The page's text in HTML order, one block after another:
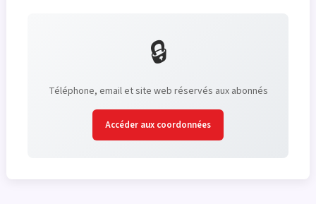
🔒
Téléphone, email et site web réservés aux abonnés
Accéder aux coordonnées